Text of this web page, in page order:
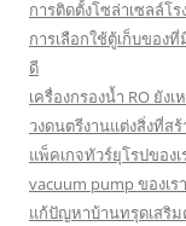
การติดตั้งโซล่าเซลล์โ
การเลือกใช้ตู้เก็บของ
ดี
เครื่องกรองน้ำ RO ยัง
วงดนตรีงานแต่งสิ่งที่
แพ็คเกจทัวร์ยุโรปของ
vacuum pump ของเ
แก้ปัญหาบ้านทรุดเสริม